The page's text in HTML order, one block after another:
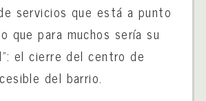
servicios que está a punto
que para muchos sería su
el cierre del centro de
del barrio.